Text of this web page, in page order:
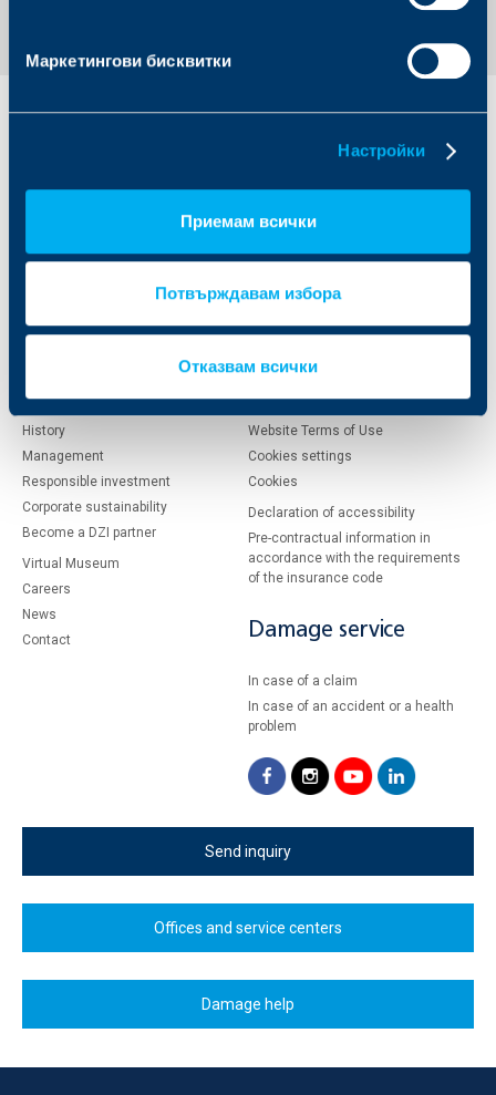
Маркетингови бисквитки
Настройки
Приемам всички
Потвърждавам избора
Отказвам всички
Travel & Tourism
Life and health
Liabilities
Transport
History
Management
Responsible investment
Corporate sustainability
Become a DZI partner
Virtual Museum
Careers
News
Contact
Website Terms of Use
Cookies settings
Cookies
Declaration of accessibility
Pre-contractual information in
accordance with the requirements
of the insurance code
Damage service
In case of a claim
In case of an accident or a health
problem
Send inquiry
Offices and service centers
Damage help